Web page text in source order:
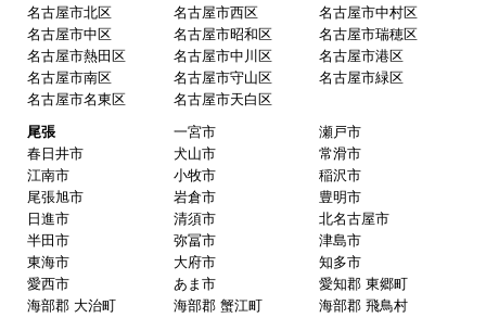
名古屋市北区
名古屋市西区
名古屋市中村区
名古屋市中区
名古屋市昭和区
名古屋市瑞穂区
名古屋市熱田区
名古屋市中川区
名古屋市港区
名古屋市南区
名古屋市守山区
名古屋市緑区
名古屋市名東区
名古屋市天白区
尾張
一宮市
瀬戸市
春日井市
犬山市
常滑市
江南市
小牧市
稲沢市
尾張旭市
岩倉市
豊明市
日進市
清須市
北名古屋市
半田市
弥冨市
津島市
東海市
大府市
知多市
愛西市
あま市
愛知郡 東郷町
海部郡 大治町
海部郡 蟹江町
海部郡 飛鳥村